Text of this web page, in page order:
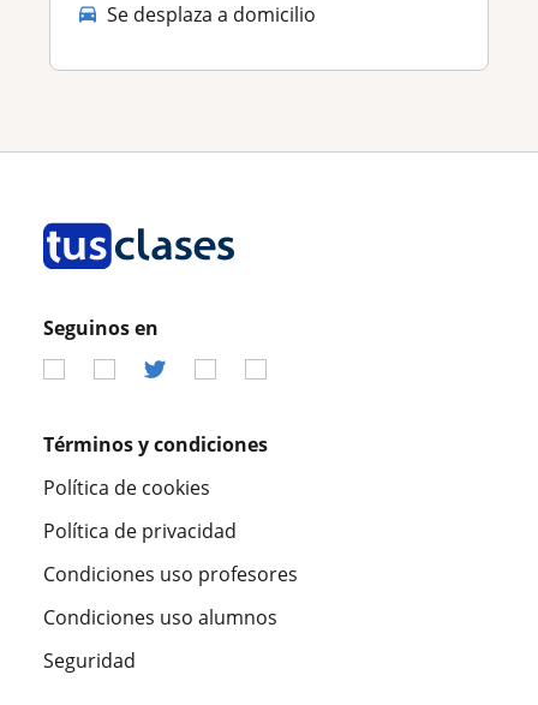
Se desplaza a domicilio
Seguinos en
Términos y condiciones
Política de cookies
Política de privacidad
Condiciones uso profesores
Condiciones uso alumnos
Seguridad